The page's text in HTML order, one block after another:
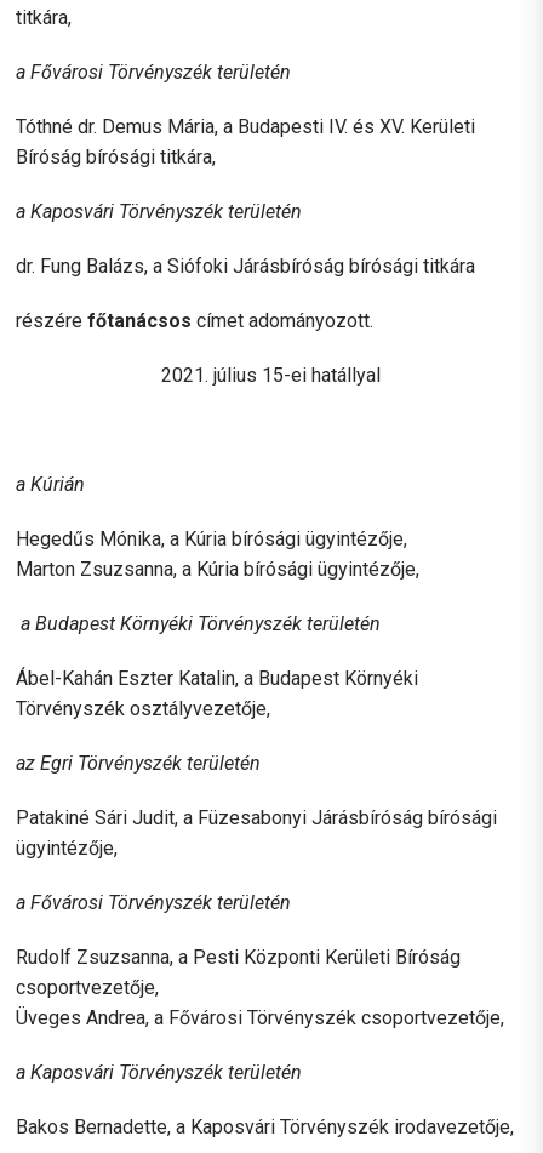
titkára,
a Fővárosi Törvényszék területén
Tóthné dr. Demus Mária, a Budapesti IV. és XV. Kerületi
Bíróság bírósági titkára,
a Kaposvári Törvényszék területén
dr. Fung Balázs, a Siófoki Járásbíróság bírósági titkára
részérefőtanácsos címet adományozott.
2021. július 15-ei hatállyal
a Kúrián
Hegedűs Mónika, a Kúria bírósági ügyintézője,
Marton Zsuzsanna, a Kúria bírósági ügyintézője,
a Budapest Környéki Törvényszék területén
Ábel-Kahán Eszter Katalin, a Budapest Környéki
Törvényszék osztályvezetője,
az Egri Törvényszék területén
Patakiné Sári Judit, a Füzesabonyi Járásbíróság bírósági
ügyintézője,
a Fővárosi Törvényszék területén
Rudolf Zsuzsanna, a Pesti Központi Kerületi Bíróság
csoportvezetője,
Üveges Andrea, a Fővárosi Törvényszék csoportvezetője,
a Kaposvári Törvényszék területén
Bakos Bernadette, a Kaposvári Törvényszék irodavezetője,